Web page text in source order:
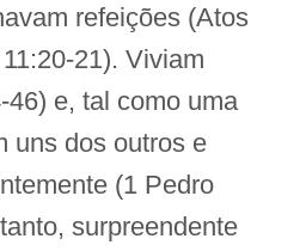
refeições (Atos
21). Viviam
e, tal como uma
uns dos outros e
(1 Pedro
surpreendente